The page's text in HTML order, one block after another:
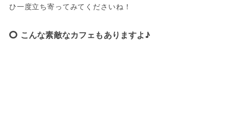
ひ一度立ち寄ってみてくださいね！
こんな素敵なカフェもありますよ♪